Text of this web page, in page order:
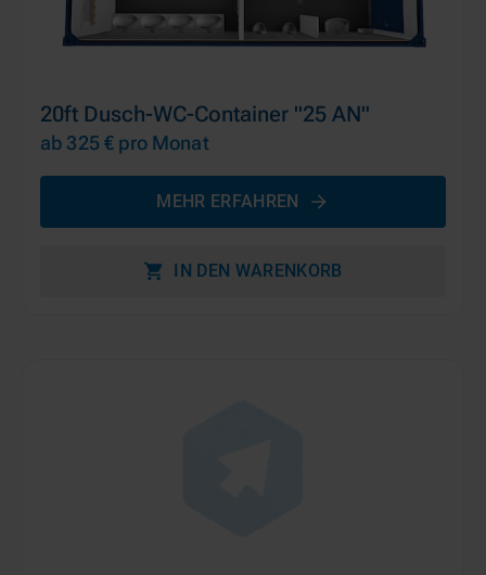
20ft Dusch-WC-Container "25 AN"
ab 325 € pro Monat
MEHR ERFAHREN
IN DEN WARENKORB